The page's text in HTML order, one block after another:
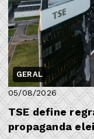
GERAL
05/08/2026
TSE define
propaganda